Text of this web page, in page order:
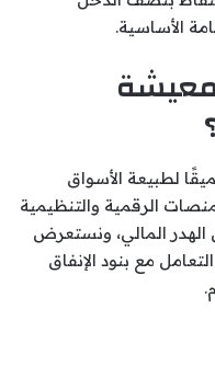
الأساسية.
لطبيعة الأسواق
الرقمية والتنظيمية
المالي، ونستعرض
مع بنود الإنفاق